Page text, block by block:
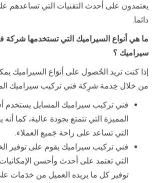
يعتمدون على أحدث التقنيات التي تساعدهم
دائما.
ما هي أنواع السيراميك التي تستخدمها شركة
سيراميك ؟
إذا كنت تريد الحُصول على أنوَاع السيراميك
من خلال خِدمة شرِكة فني تركيب سيراميك
فني تركيب سيراميك المسايل يستخدم
المميزة التي تتمتع بجودة عالية، كما أنه
التي تساعد على راحة جَميع العملاء.
فني تركيب سيراميك يقوم على توفير
التي تعتمد على أحدث وأحسن
توفير كل ما يريده العميل من خدَمات